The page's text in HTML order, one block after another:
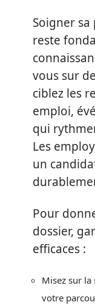
Soigner
reste
vous sur
ciblez les
emploi,
qui
Les
un
Pour
dossier,
efficaces :
Misez sur la
votre